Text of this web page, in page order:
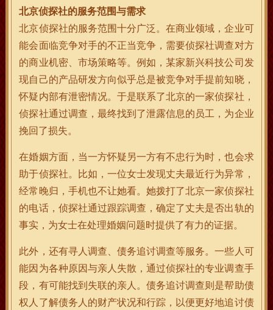
北京侦探社的服务范围与需求
北京侦探社的服务范围十分广泛。在商业领域，企业可
能会面临竞争对手的不正当竞争，需要侦探社调查对方
的商业机密、市场策略等。例如，某家新兴科技公司发
现自己的产品研发方向似乎总是被竞争对手提前知晓，
怀疑内部有泄密情况。于是联系了北京的一家侦探社，
侦探社通过调查，最终找到了泄露信息的员工，为企业
挽回了损失。
在婚姻方面，当一方怀疑另一方有不忠行为时，也会求
助于侦探社。比如，一位女士发现丈夫最近行为异常，
经常晚归，手机也不让她看。她拨打了北京一家侦探社
的电话，侦探社通过跟踪调查，确定了丈夫是否出轨的
事实，为女士在处理婚姻问题时提供了有力的证据。
此外，还有寻人调查、债务追讨调查等服务。一些人可
能因为各种原因与亲人失散，通过侦探社的专业调查手
段，有可能找到失联的亲人。债务追讨调查则是帮助债
权人了解债务人的财产状况和行踪，以便更好地追讨债